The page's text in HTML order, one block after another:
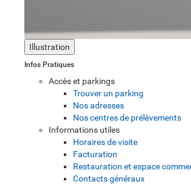
Illustration
Infos Pratiques
Accès et parkings
Trouver un parking
Nos adresses
Nos centres de prélèvements
Informations utiles
Horaires de visite
Facturation
Restauration et espace
Contacts généraux